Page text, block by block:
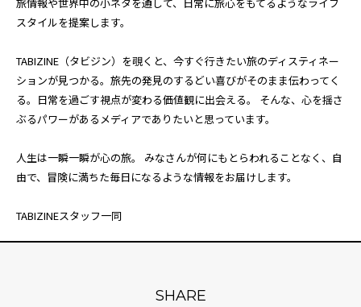
スタイルを提案します。
TABIZINE（タビジン）を覗くと、今すぐ行きたい旅のディスティネー
ションが見つかる。旅先の発見のするどい喜びがそのまま伝わってく
る。日常を過ごす視点が変わる価値観に出会える。 そんな、心を揺さ
ぶるパワーがあるメディアでありたいと思っています。
人生は一瞬一瞬が心の旅。 みなさんが何にもとらわれることなく、自
由で、冒険に満ちた毎日になるような情報をお届けします。
TABIZINEスタッフ一同
SHARE